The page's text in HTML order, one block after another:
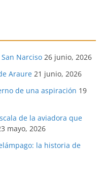
Narciso 26 junio, 2026
Araure 21 junio, 2026
de una aspiración 19
de la aviadora que
mayo, 2026
la historia de